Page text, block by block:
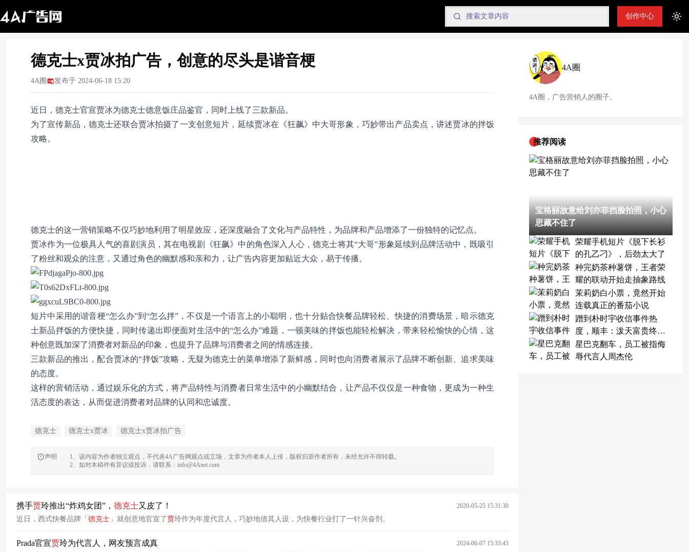
创作中心
德克士x贾冰拍广告，创意的尽头是谐音梗
4A圈 发布于 2024-06-18 15:20
近日，德克士官宣贾冰为德克士德意饭庄品鉴官，同时上线了三款新品。
为了宣传新品，德克士还联合贾冰拍摄了一支创意短片，延续贾冰在《狂飙》中大哥形象，巧妙带出产品卖点，讲述贾冰的拌饭
攻略。
德克士的这一营销策略不仅巧妙地利用了明星效应，还深度融合了文化与产品特性，为品牌和产品增添了一份独特的记忆点。
贾冰作为一位极具人气的喜剧演员，其在电视剧《狂飙》中的角色深入人心，德克士将其“大哥”形象延续到品牌活动中，既吸引
了粉丝和观众的注意，又通过角色的幽默感和亲和力，让广告内容更加贴近大众，易于传播。
短片中采用的谐音梗“怎么办”到“怎么拌”，不仅是一个语言上的小聪明，也十分贴合快餐品牌轻松、快捷的消费场景，暗示德克
士新品拌饭的方便快捷，同时传递出即便面对生活中的“怎么办”难题，一顿美味的拌饭也能轻松解决，带来轻松愉快的心情，这
种创意既加深了消费者对新品的印象，也提升了品牌与消费者之间的情感连接。
三款新品的推出，配合贾冰的“拌饭”攻略，无疑为德克士的菜单增添了新鲜感，同时也向消费者展示了品牌不断创新、追求美味
的态度。
这样的营销活动，通过娱乐化的方式，将产品特性与消费者日常生活中的小幽默结合，让产品不仅仅是一种食物，更成为一种生
活态度的表达，从而促进消费者对品牌的认同和忠诚度。
德克士 德克士x贾冰 德克士x贾冰拍广告
声明
1、该内容为作者独立观点，不代表4A广告网观点或立场，文章为作者本人上传，版权归原作者所有，未经允许不得转载。
2、如对本稿件有异议或投诉，请联系：info@4Anet.com
携手贾玲推出“炸鸡女团”， 德克士又皮了！ 2020-05-25 15:31:30
近日，西式快餐品牌「 德克士 」就创意地官宣了 贾玲作为年度代言人，巧妙地借其人设，为快餐行业打了一针兴奋剂。
Prada官宣贾玲为代言人，网友预言成真 2024-06-07 15:33:43
4A圈
4A圈，广告营销人的圈子。
推荐阅读
宝格丽故意给刘亦菲挡脸拍照，小心
思藏不住了
荣耀手机短片《脱下长衫
的孔乙刁》，后劲太大了
种完奶茶种薯饼，王者荣
耀的联动开始走抽象路线
茉莉奶白小票，竟然开始
连载真正的番茄小说
蹭到朴时宇收信事件热
度，顺丰：泼天富贵终于
轮到我了
星巴克翻车，员工被指侮
辱代言人周杰伦